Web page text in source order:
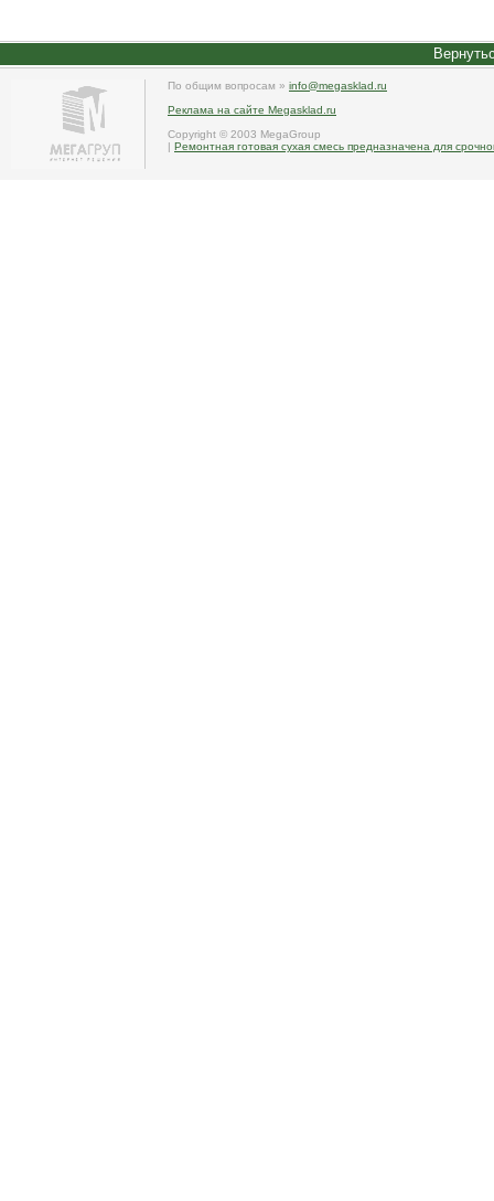
По общим вопросам » info@megasklad.ru
Реклама на сайте Megasklad.ru
Copyright © 2003 MegaGroup
| Ремонтная готовая сухая смесь предназначена для